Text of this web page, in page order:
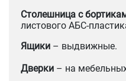
Столешница с
листового АБС-
Ящики – выдвижные.
Дверки – на